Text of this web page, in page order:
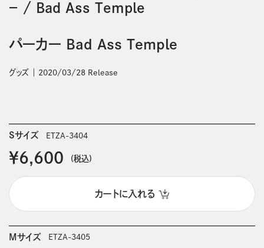
－ / Bad Ass Temple
パーカー Bad Ass Temple
グッズ 2020/03/28 Release
Sサイズ ETZA-3404
￥6,600 (税込)
カートに入れる
Mサイズ ETZA-3405